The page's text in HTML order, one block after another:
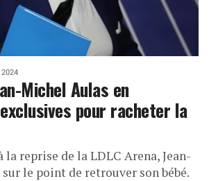
Michel Aulas en
pour racheter la
reprise de la LDLC Arena, Jean-
le point de retrouver son bébé.